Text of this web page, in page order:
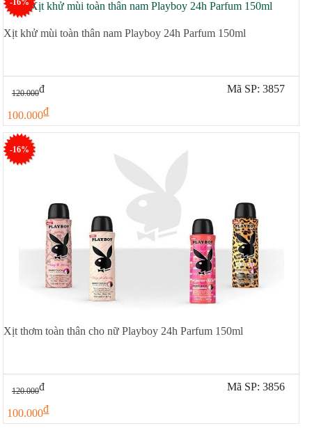
-16%
Xịt khử mùi toàn thân nam Playboy 24h Parfum 150ml
120.000đ
100.000đ
Mã SP: 3857
-16%
Xịt thơm toàn thân cho nữ Playboy 24h Parfum 150ml
120.000đ
100.000đ
Mã SP: 3856